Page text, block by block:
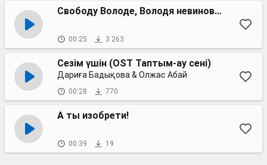
Свободу Володе, Володя невиновен!
00:25 3 263
Сезім үшін (OST Таптым-ау сені)
Дариға Бадықова & Олжас Абай
00:28 770
А ты изобрети!
00:39 19